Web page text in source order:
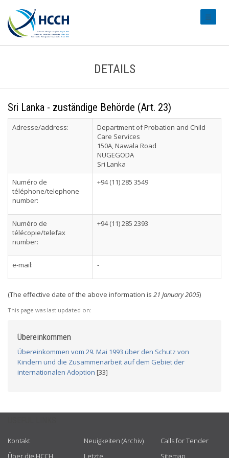
DETAILS
Sri Lanka - zuständige Behörde (Art. 23)
Adresse/address:
Department of Probation and Child
Care Services
150A, Nawala Road
NUGEGODA
Sri Lanka
Numéro de
téléphone/telephone
number:
+94 (11) 285 3549
Numéro de
télécopie/telefax
number:
+94 (11) 285 2393
e-mail: -
(The effective date of the above information is 21 January 2005)
This page was last updated on:
Übereinkommen
Übereinkommen vom 29. Mai 1993 über den Schutz von
Kindern und die Zusammenarbeit auf dem Gebiet der
internationalen Adoption [33]
Kontakt
Über die HCCH
Neuigkeiten (Archiv)
Letzte
Calls for Tender
Sitemap